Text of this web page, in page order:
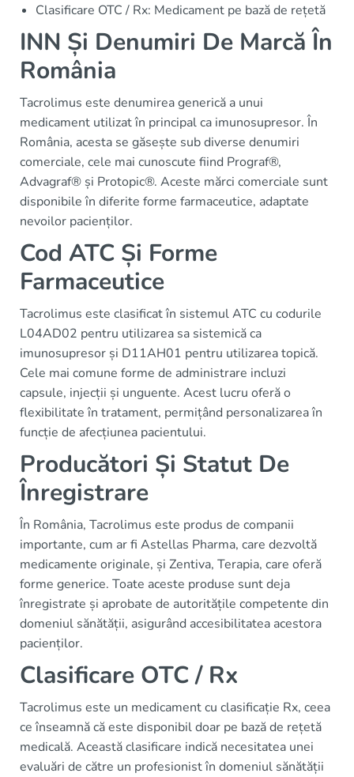
Clasificare OTC / Rx: Medicament pe bază de rețetă
INN Și Denumiri De Marcă În
România
Tacrolimus este denumirea generică a unui
medicament utilizat în principal ca imunosupresor. În
România, acesta se găsește sub diverse denumiri
comerciale, cele mai cunoscute fiind Prograf®,
Advagraf® și Protopic®. Aceste mărci comerciale sunt
disponibile în diferite forme farmaceutice, adaptate
nevoilor pacienților.
Cod ATC Și Forme
Farmaceutice
Tacrolimus este clasificat în sistemul ATC cu codurile
L04AD02 pentru utilizarea sa sistemică ca
imunosupresor și D11AH01 pentru utilizarea topică.
Cele mai comune forme de administrare incluzi
capsule, injecții și unguente. Acest lucru oferă o
flexibilitate în tratament, permițând personalizarea în
funcție de afecțiunea pacientului.
Producători Și Statut De
Înregistrare
În România, Tacrolimus este produs de companii
importante, cum ar fi Astellas Pharma, care dezvoltă
medicamente originale, și Zentiva, Terapia, care oferă
forme generice. Toate aceste produse sunt deja
înregistrate și aprobate de autoritățile competente din
domeniul sănătății, asigurând accesibilitatea acestora
pacienților.
Clasificare OTC / Rx
Tacrolimus este un medicament cu clasificație Rx, ceea
ce înseamnă că este disponibil doar pe bază de rețetă
medicală. Această clasificare indică necesitatea unei
evaluări de către un profesionist în domeniul sănătății